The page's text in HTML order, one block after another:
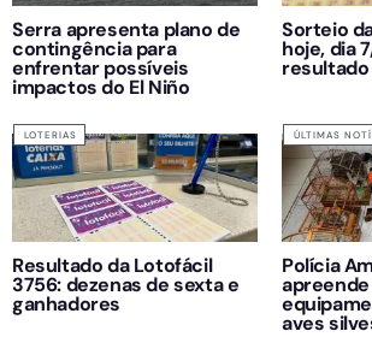
Serra apresenta plano de
contingência para
enfrentar possíveis
impactos do El Niño
Sorteio
hoje, dia
LOTERIAS
Resultado da Lotofácil
3756: dezenas de sexta e
ganhadores
ÚLTIMAS
Polícia
aves